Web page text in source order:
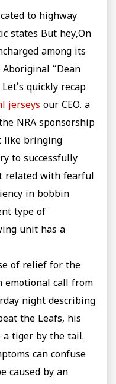
to highway
states But hey,On
among its
“Dean
quickly recap
jerseys our CEO. a
NRA sponsorship
like bringing
to successfully
related with fearful
in bobbin
type of
unit has a
of relief for the
emotional call from
night describing
the Leafs, his
a tiger by the tail.
can confuse
caused by an